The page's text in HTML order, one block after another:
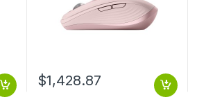
$1,428.87